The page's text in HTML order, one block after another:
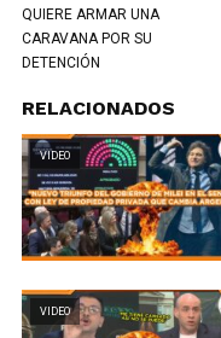
QUIERE ARMAR UNA
CARAVANA POR SU
DETENCIÓN
RELACIONADOS
VIDEO
VIDEO